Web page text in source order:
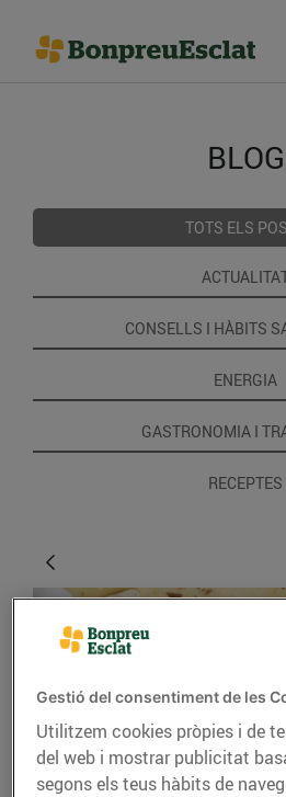
BLOG
TOTS ELS
CONSELLS I HÀBITS
ENERGIA
GASTRONOMIA I
RECEPTES
Gestió del consentiment de les
Utilitzem cookies pròpies i de
del web i mostrar publicitat
segons els teus hàbits de